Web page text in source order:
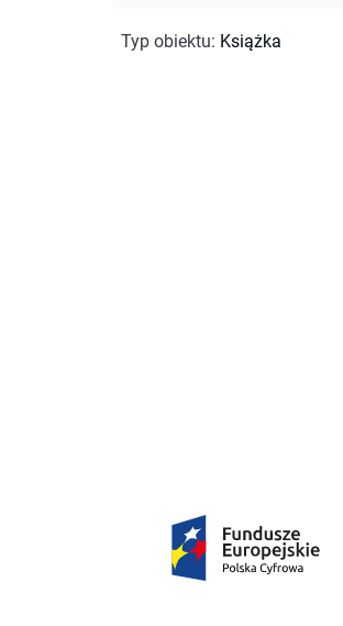
Typ obiektu: Książka